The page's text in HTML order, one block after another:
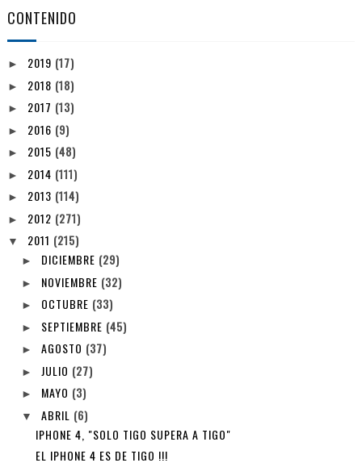
CONTENIDO
► 2019 (17)
► 2018 (18)
► 2017 (13)
► 2016 (9)
► 2015 (48)
► 2014 (111)
► 2013 (114)
► 2012 (271)
▼ 2011 (215)
► DICIEMBRE (29)
► NOVIEMBRE (32)
► OCTUBRE (33)
► SEPTIEMBRE (45)
► AGOSTO (37)
► JULIO (27)
► MAYO (3)
▼ ABRIL (6)
IPHONE 4, "SOLO TIGO SUPERA A TIGO"
EL IPHONE 4 ES DE TIGO !!!